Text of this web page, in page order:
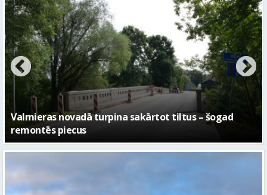
No pagaidu teātra līdz laikmetīgās kultūras centram
– kā attīstīsies “Kurtuve”